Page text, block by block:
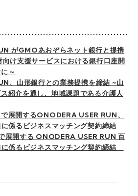
がGMOあおぞらネット銀行と提携
け支援サービスにおける銀行口座開
～
、山形銀行との業務提携を締結 ~山
紹介を通し、地域課題である介護人
展開するONODERA USER RUN、
係るビジネスマッチング契約締結
展開する ONODERA USER RUN 百
係るビジネスマッチング契約締結